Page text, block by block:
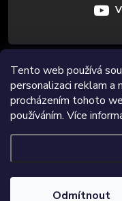
Tento web používá
personalizaci reklam a
procházením tohoto
používáním. Více
Odmítnout
Informace pro vás
Novinky